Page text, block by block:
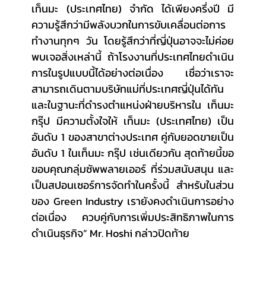
เท็นมะ (ประเทศไทย) จำกัด ได้เพียงครึ่งปี มี
ความรู้สึกว่ามีพลังบวกในการขับเคลื่อนต่อการ
ทำงานทุกๆ วัน โดยรู้สึกว่าที่ญี่ปุ่นอาจจะไม่ค่อย
พบเจอสิ่งเหล่านี้ ถ้าโรงงานที่ประเทศไทยดำเนิน
การในรูปแบบนี้ได้อย่างต่อเนื่อง เชื่อว่าเราจะ
สามารถเดินตามบริษัทแม่ที่ประเทศญี่ปุ่นได้ทัน
และในฐานะที่ดำรงตำแหน่งฝ่ายบริหารใน เท็นมะ
กรุ๊ป มีความตั้งใจให้ เท็นมะ (ประเทศไทย) เป็น
อันดับ 1 ของสาขาต่างประเทศ คู่กับยอดขายเป็น
อันดับ 1 ในเท็นมะ กรุ๊ป เช่นเดียวกัน สุดท้ายนี้ขอ
ขอบคุณกลุ่มซัพพลายเออร์ ที่ร่วมสนับสนุน และ
เป็นสปอนเซอร์การจัดทำในครั้งนี้ สำหรับในส่วน
ของ Green Industry เรายังคงดำเนินการอย่าง
ต่อเนื่อง ควบคู่กับการเพิ่มประสิทธิภาพในการ
ดำเนินธุรกิจ” Mr. Hoshi กล่าวปิดท้าย